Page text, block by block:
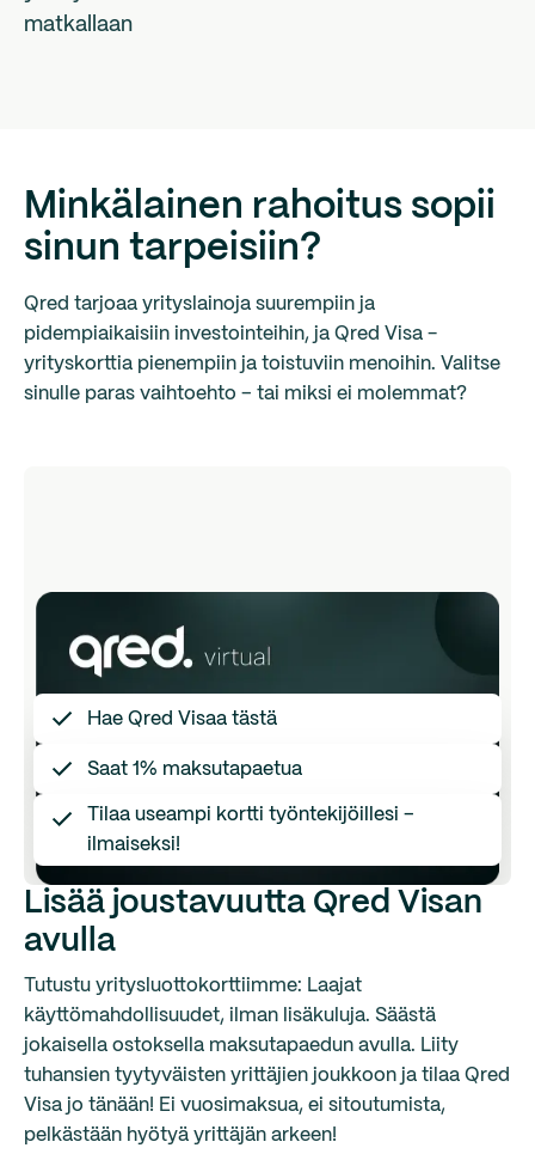
matkallaan
Minkälainen rahoitus sopii
sinun tarpeisiin?
Qred tarjoaa yrityslainoja suurempiin ja
pidempiaikaisiin investointeihin, ja Qred Visa -
yrityskorttia pienempiin ja toistuviin menoihin. Valitse
sinulle paras vaihtoehto – tai miksi ei molemmat?
Hae Qred Visaa tästä
Saat 1% maksutapaetua
Tilaa useampi kortti työntekijöillesi –
ilmaiseksi!
Lisää joustavuutta Qred Visan
avulla
Tutustu yritysluottokorttiimme: Laajat
käyttömahdollisuudet, ilman lisäkuluja. Säästä
jokaisella ostoksella maksutapaedun avulla. Liity
tuhansien tyytyväisten yrittäjien joukkoon ja tilaa Qred
Visa jo tänään! Ei vuosimaksua, ei sitoutumista,
pelkästään hyötyä yrittäjän arkeen!